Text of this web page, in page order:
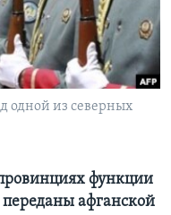
одной из северных
функции
афганской